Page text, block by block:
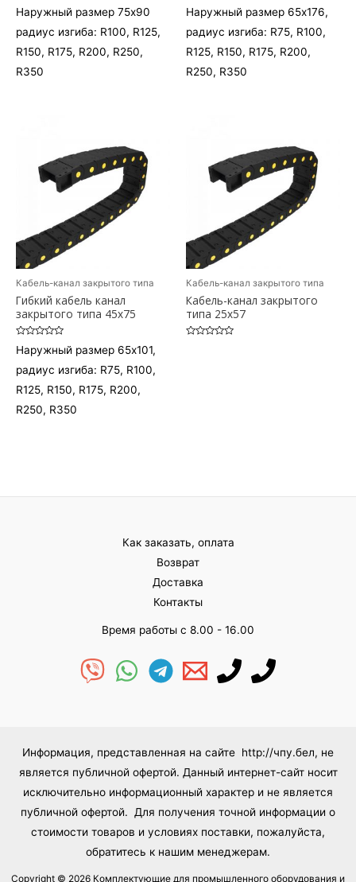
Оценка
0
5
Наружный размер 75х90
радиус изгиба: R100, R125,
R150, R175, R200, R250,
R350
Оценка
0
5
Наружный размер 65х176,
радиус изгиба: R75, R100,
R125, R150, R175, R200,
R250, R350
Кабель-канал закрытого типа
Гибкий кабель канал
закрытого типа 45х75
Оценка
0
5
Наружный размер 65х101,
радиус изгиба: R75, R100,
R125, R150, R175, R200,
R250, R350
Кабель-канал закрытого типа
Кабель-канал закрытого
типа 25х57
Как заказать, оплата
Возврат
Доставка
Контакты
Время работы с 8.00 - 16.00
Информация, представленная на сайте http://чпу.бел, не
является публичной офертой. Данный интернет-сайт носит
исключительно информационный характер и не является
публичной офертой. Для получения точной информации о
стоимости товаров и условиях поставки, пожалуйста,
обратитесь к нашим менеджерам.
Copyright © 2026 Комплектующие для промышленного оборудования и